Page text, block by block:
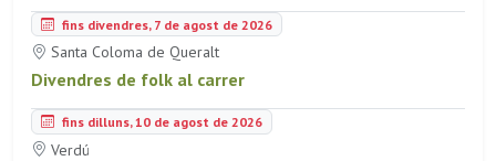
fins divendres, 7 de agost de 2026
Santa Coloma de Queralt
Divendres de folk al carrer
fins dilluns, 10 de agost de 2026
Verdú